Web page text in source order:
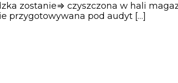
zostanie⇒ czyszczona w hali
przygotowywana pod audyt […]